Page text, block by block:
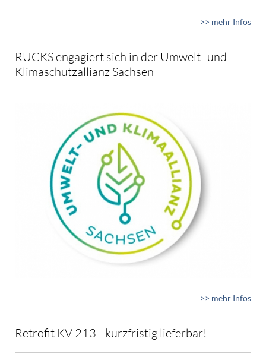
>> mehr Infos
RUCKS engagiert sich in der Umwelt- und
Klimaschutzallianz Sachsen
>> mehr Infos
Retrofit KV 213 - kurzfristig lieferbar!